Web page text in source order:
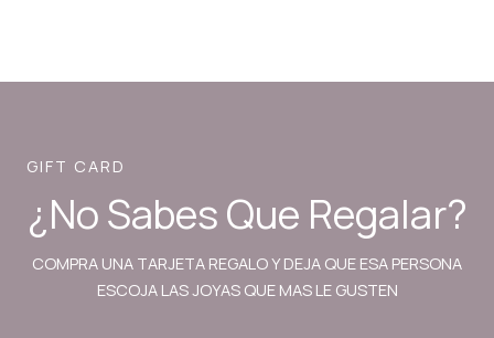
GIFT CARD
¿No Sabes Que Regalar?
COMPRA UNA TARJETA REGALO Y DEJA QUE ESA PERSONA
ESCOJA LAS JOYAS QUE MAS LE GUSTEN